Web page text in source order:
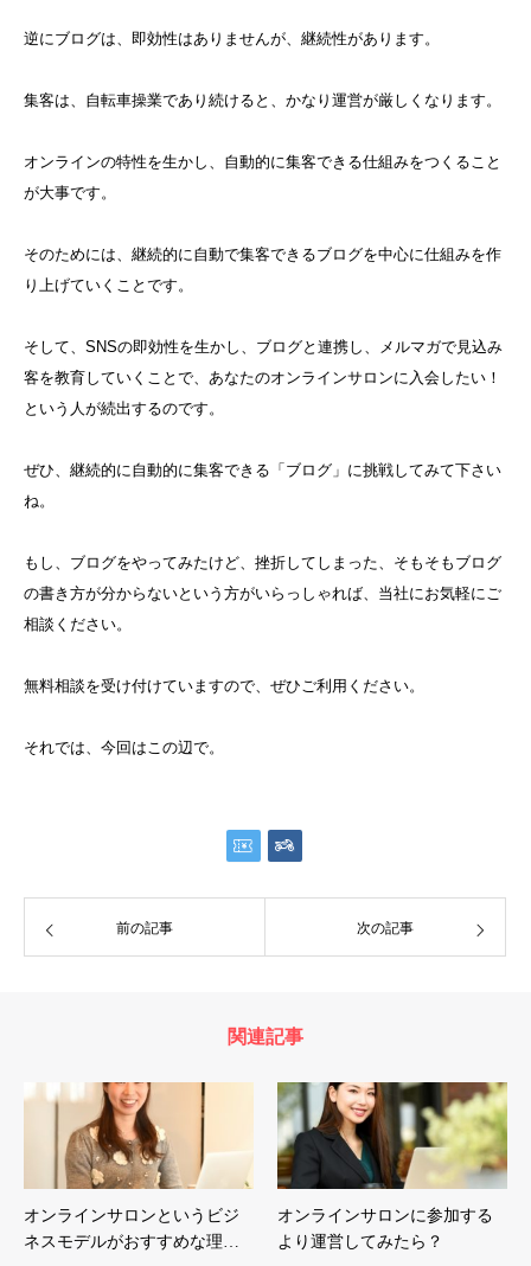
逆にブログは、即効性はありませんが、継続性があります。
集客は、自転車操業であり続けると、かなり運営が厳しくなります。
オンラインの特性を生かし、自動的に集客できる仕組みをつくること
が大事です。
そのためには、継続的に自動で集客できるブログを中心に仕組みを作
り上げていくことです。
そして、SNSの即効性を生かし、ブログと連携し、メルマガで見込み
客を教育していくことで、あなたのオンラインサロンに入会したい！
という人が続出するのです。
ぜひ、継続的に自動的に集客できる「ブログ」に挑戦してみて下さい
ね。
もし、ブログをやってみたけど、挫折してしまった、そもそもブログ
の書き方が分からないという方がいらっしゃれば、当社にお気軽にご
相談ください。
無料相談を受け付けていますので、ぜひご利用ください。
それでは、今回はこの辺で。
前の記事 次の記事
関連記事
オンラインサロンというビジ
ネスモデルがおすすめな理…
オンラインサロンに参加する
より運営してみたら？